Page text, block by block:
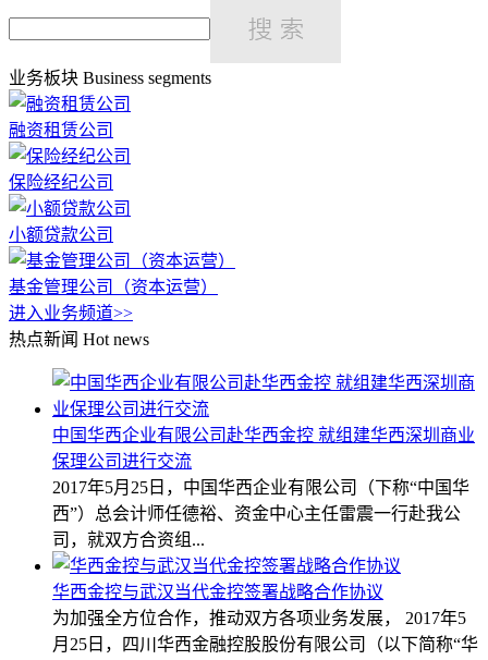
业务板块 Business segments
融资租赁公司
保险经纪公司
小额贷款公司
基金管理公司（资本运营）
进入业务频道>>
热点新闻 Hot news
中国华西企业有限公司赴华西金控 就组建华西深圳商业
保理公司进行交流
2017年5月25日，中国华西企业有限公司（下称“中国华
西”）总会计师任德裕、资金中心主任雷震一行赴我公
司，就双方合资组...
华西金控与武汉当代金控签署战略合作协议
为加强全方位合作，推动双方各项业务发展， 2017年5
月25日，四川华西金融控股股份有限公司（以下简称“华